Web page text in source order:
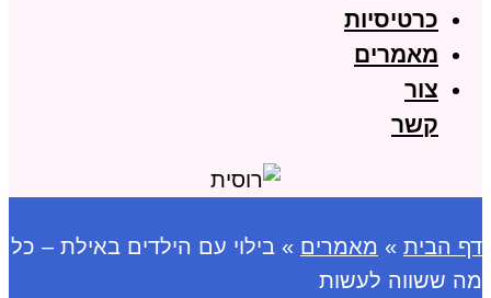
כרטיסיות
מאמרים
צור
קשר
דף הבית » מאמרים » בילוי עם הילדים באילת – כל
מה ששווה לעשות